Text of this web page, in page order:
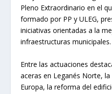
Pleno Extraordinario en el
formado por PP y ULEG,
iniciativas orientadas a la
infraestructuras municipales.
Entre las actuaciones
aceras en Leganés Norte,
Europa, la reforma del